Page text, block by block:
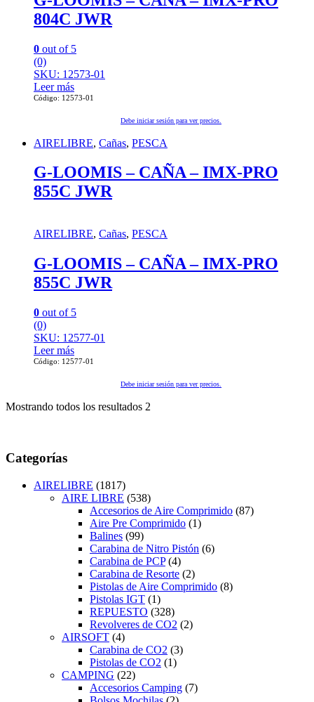
804C JWR
0 out of 5
(0)
SKU: 12573-01
Leer más
Código: 12573-01
Debe iniciar sesión para ver precios.
AIRELIBRE, Cañas, PESCA
G-LOOMIS – CAÑA – IMX-PRO
855C JWR
AIRELIBRE, Cañas, PESCA
G-LOOMIS – CAÑA – IMX-PRO
855C JWR
0 out of 5
(0)
SKU: 12577-01
Leer más
Código: 12577-01
Debe iniciar sesión para ver precios.
Mostrando todos los resultados 2
Categorías
AIRELIBRE (1817)
AIRE LIBRE (538)
Accesorios de Aire Comprimido (87)
Aire Pre Comprimido (1)
Balines (99)
Carabina de Nitro Pistón (6)
Carabina de PCP (4)
Carabina de Resorte (2)
Pistolas de Aire Comprimido (8)
Pistolas IGT (1)
REPUESTO (328)
Revolveres de CO2 (2)
AIRSOFT (4)
Carabina de CO2 (3)
Pistolas de CO2 (1)
CAMPING (22)
Accesorios Camping (7)